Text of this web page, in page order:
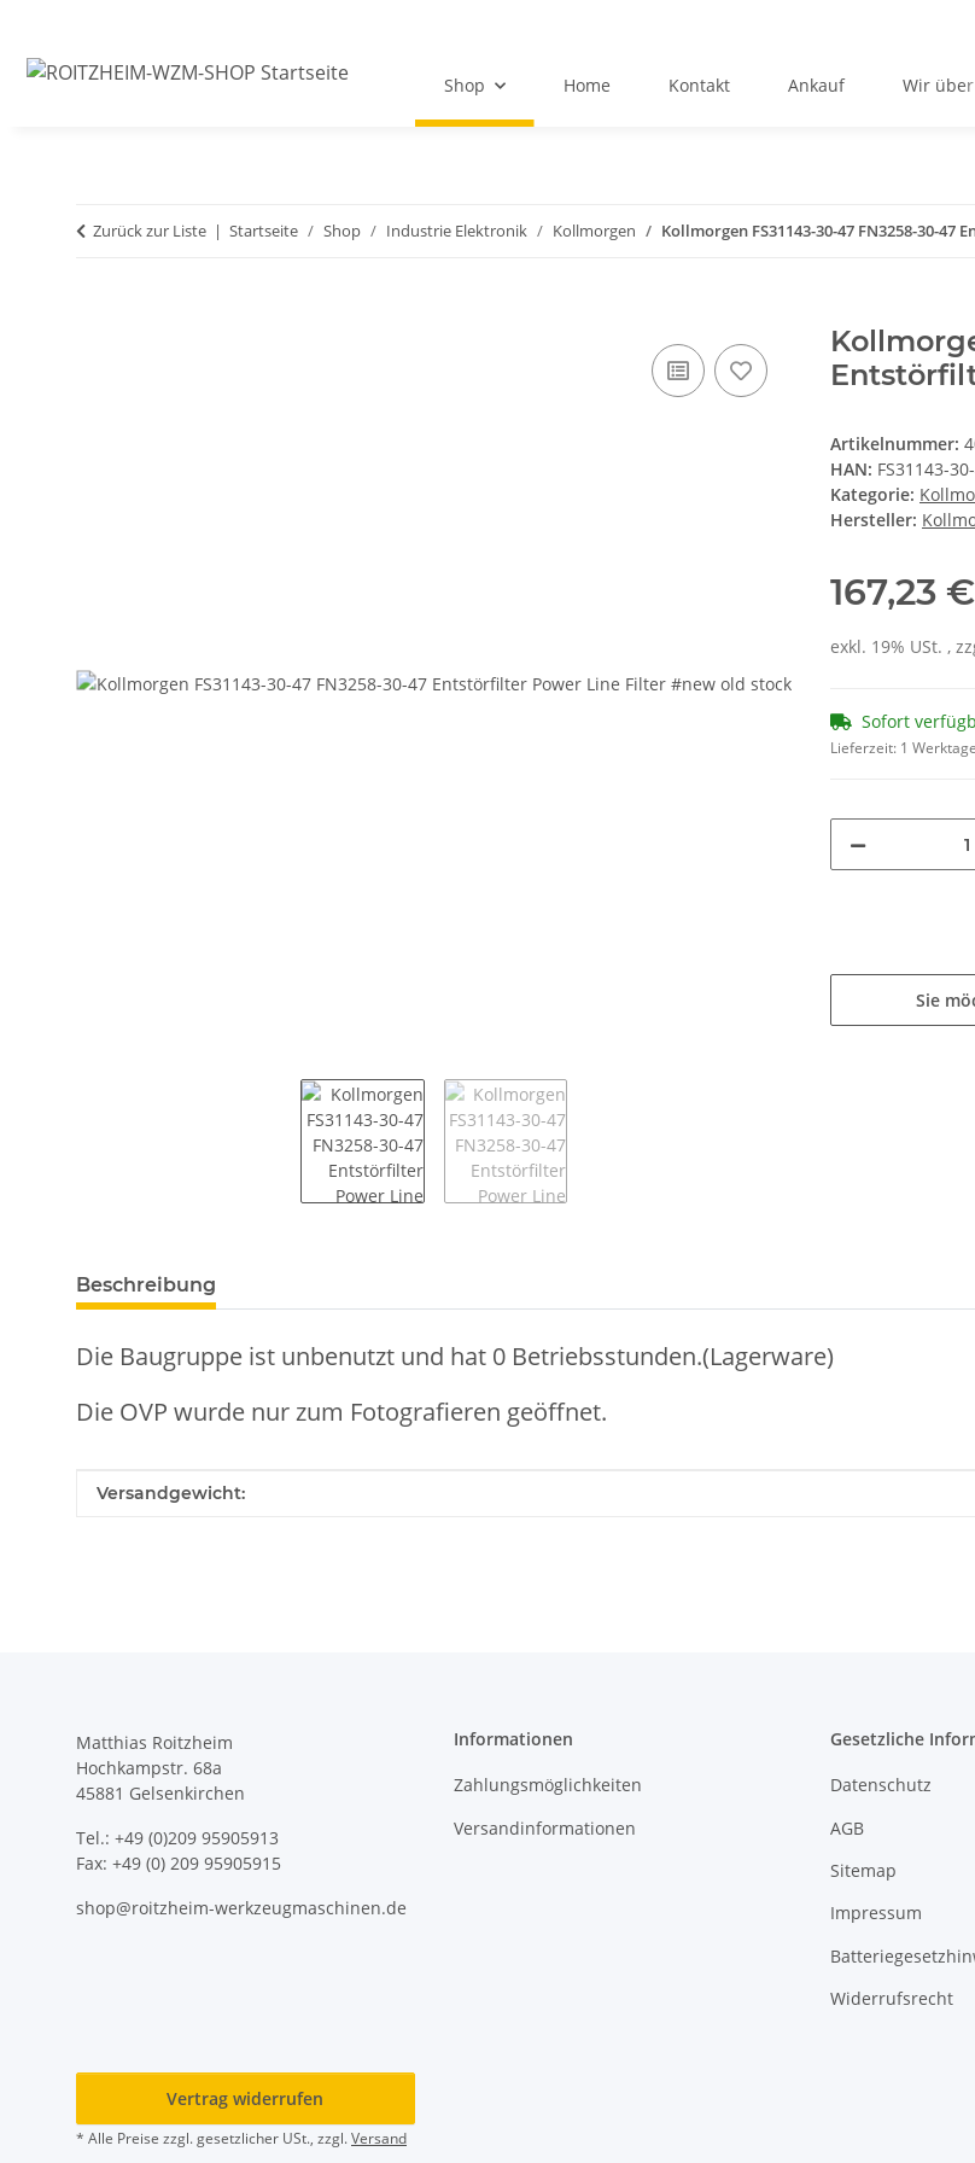
Shop Home Kontakt Ankauf Wir
Zurück zur Liste Startseite Shop Industrie Elektronik Kollmorgen Kollmorgen FS31143-30-47 FN3258-30-
Artikelnummer:
HAN: FS31143-
Kategorie:
Hersteller:
167,23 €
exkl. 19% USt. ,
Sofort
Lieferzeit: 1 Werktage
Sie
weitere Registerkarten anzeigen
Beschreibung
Die Baugruppe ist unbenutzt und hat 0 Betriebsstunden.(Lagerware)
Die OVP wurde nur zum Fotografieren geöffnet.
Produkteigenschaft
Wert
Versandgewicht:
Matthias Roitzheim
Hochkampstr. 68a
45881 Gelsenkirchen
Tel.: +49 (0)209 95905913
Fax: +49 (0) 209 95905915
shop@roitzheim-werkzeugmaschinen.de
Informationen
Zahlungsmöglichkeiten
Versandinformationen
Gesetzliche
Datenschutz
AGB
Sitemap
Impressum
Widerrufsrecht
Vertrag widerrufen
* Alle Preise zzgl. gesetzlicher USt., zzgl.Versand